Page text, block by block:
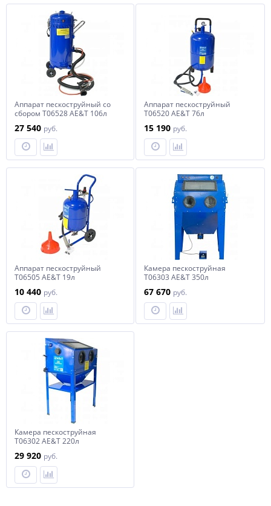
Аппарат пескоструйный со
сбором T06528 AE&T 106л
27 540 руб.
Аппарат пескоструйный
T06520 AE&T 76л
15 190 руб.
Аппарат пескоструйный
T06505 AE&T 19л
10 440 руб.
Камера пескоструйная
T06303 AE&T 350л
67 670 руб.
Камера пескоструйная
T06302 AE&T 220л
29 920 руб.